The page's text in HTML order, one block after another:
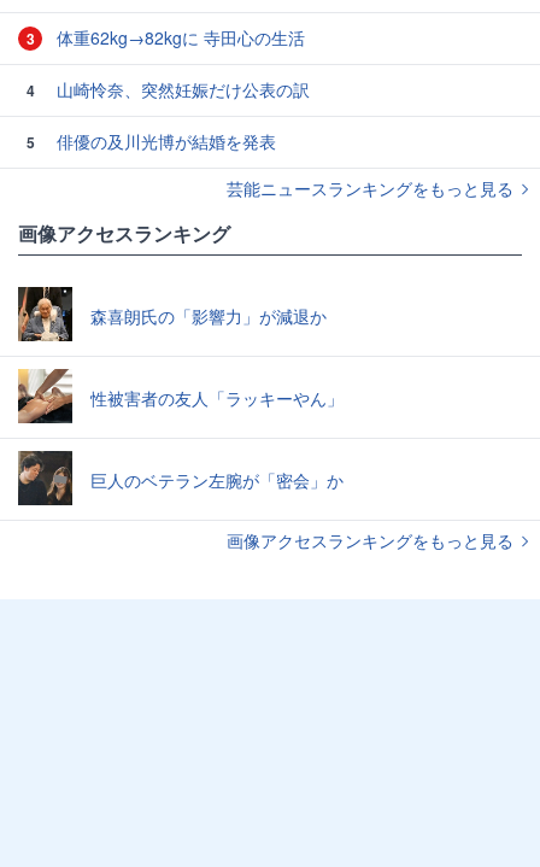
3 体重62kg→82kgに 寺田心の生活
4 山崎怜奈、突然妊娠だけ公表の訳
5
俳優の及川光博が結婚を発表
芸能ニュースランキングをもっと見る
画像アクセスランキング
森喜朗氏の「影響力」が減退か
性被害者の友人「ラッキーやん」
巨人のベテラン左腕が「密会」か
画像アクセスランキングをもっと見る